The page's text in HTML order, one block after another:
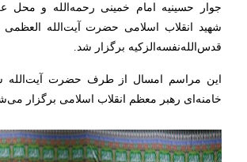
جوار حسینیه امام خمینی رحمه‌الله و محل
شهید انقلاب اسلامی حضرت آیت‌الله العظمی
قدس‌الله‌نفسه‌الزکیه برگزار شد.
این مراسم امسال از طرف حضرت آیت‌الله
خامنه‌ای رهبر معظم انقلاب اسلامی برگزار